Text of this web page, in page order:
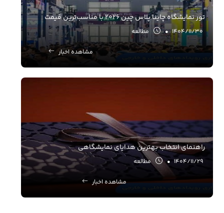
تور نمایشگاه چاینا پلاس چین 2026 با مناسب‌ترین قیمت
1404/11/30
• مطالعه
مشاهده اخبار
راهنمای انتخاب بهترین هدایای نمایشگاهی
1404/11/29
• مطالعه
مشاهده اخبار